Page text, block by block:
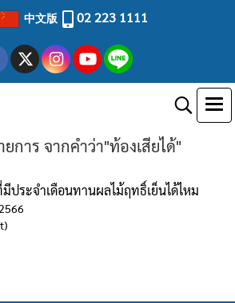
中文版 02 223 1111
การ จากคำว่า"ท้องเสียได้"
ประจำเดือนทานผลไม้ฤทธิ์เย็นได้ไหม